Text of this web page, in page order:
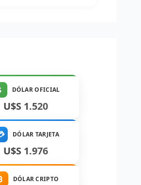
DÓLAR OFICIAL
U$S 1.520
DÓLAR TARJETA
U$S 1.976
DÓLAR CRIPTO